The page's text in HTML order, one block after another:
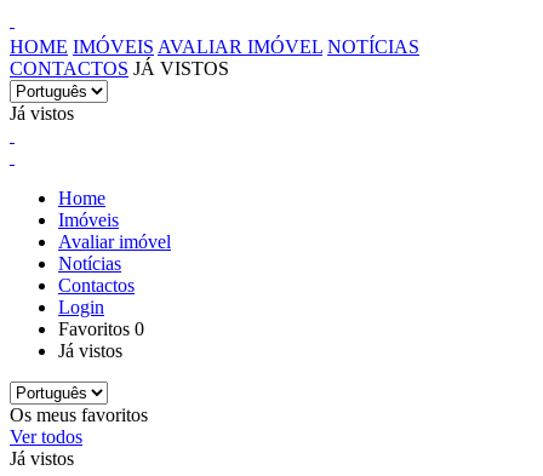
HOME IMÓVEIS AVALIAR IMÓVEL NOTÍCIAS
CONTACTOS JÁ VISTOS
Já vistos
Home
Imóveis
Avaliar imóvel
Notícias
Contactos
Login
Favoritos 0
Já vistos
Os meus favoritos
Ver todos
Já vistos